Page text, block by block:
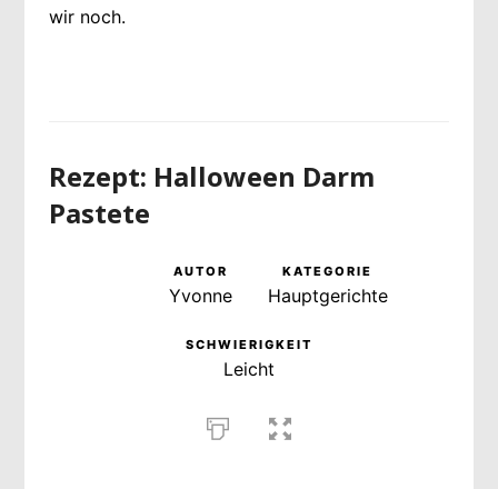
wir noch.
Rezept: Halloween Darm
Pastete
AUTOR
Yvonne
KATEGORIE
Hauptgerichte
SCHWIERIGKEIT
Leicht